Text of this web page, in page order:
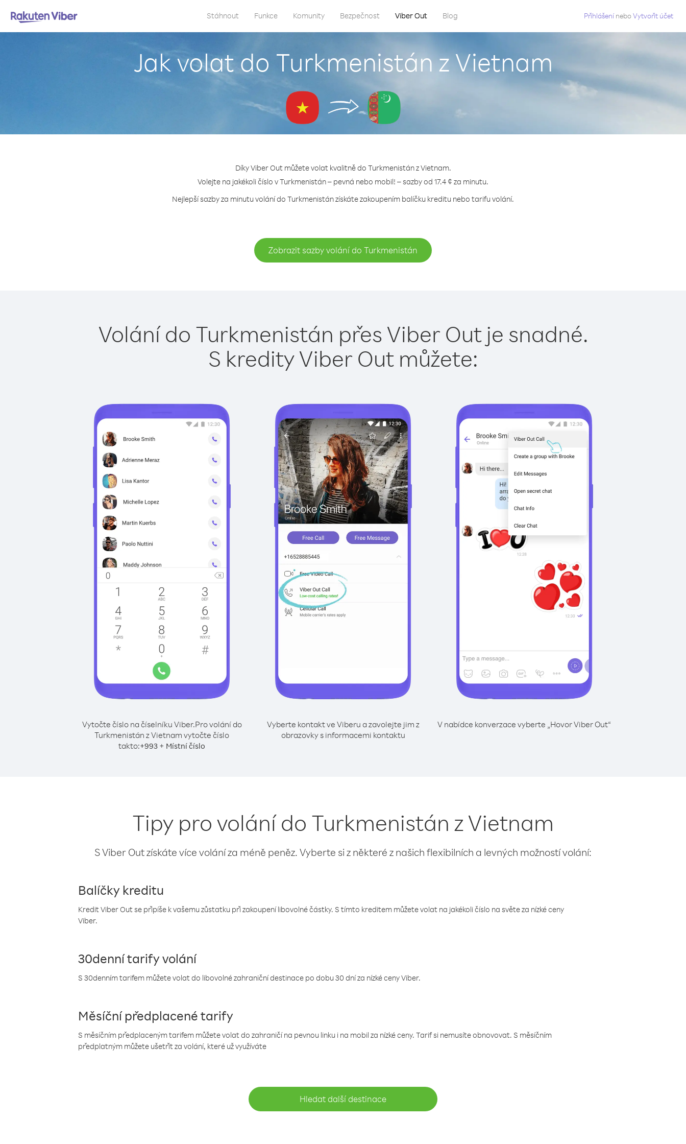
Stáhnout Funkce Komunity Bezpečnost Viber Out Blog Přihlášení neboVytvořit účet
Jak volat do Turkmenistán z Vietnam
Díky Viber Out můžete volat kvalitně do Turkmenistán z Vietnam.
Volejte na jakékoli číslo v Turkmenistán – pevná nebo mobil! – sazby od 17.4 ¢ za minutu.
Nejlepší sazby za minutu volání do Turkmenistán získáte zakoupením balíčku kreditu nebo tarifu volání.
Zobrazit sazby volání do Turkmenistán
Volání do Turkmenistán přes Viber Out je snadné.
S kredity Viber Out můžete:
Vytočte číslo na číselníku Viber.Pro volání do
Turkmenistán z Vietnam vytočte číslo
takto:+993 + Místní číslo
Vyberte kontakt ve Viberu a zavolejte jim z
obrazovky s informacemi kontaktu
V nabídce konverzace vyberte „Hovor Viber Out“
Tipy pro volání do Turkmenistán z Vietnam
S Viber Out získáte více volání za méně peněz. Vyberte si z některé z našich flexibilních a levných možností volání:
Balíčky kreditu
Kredit Viber Out se připíše k vašemu zůstatku při zakoupení libovolné částky. S tímto kreditem můžete volat na jakékoli číslo na světe za nízké ceny
Viber.
30denní tarify volání
S 30denním tarifem můžete volat do libovolné zahraniční destinace po dobu 30 dní za nízké ceny Viber.
Měsíční předplacené tarify
S měsíčním předplaceným tarifem můžete volat do zahraničí na pevnou linku i na mobil za nízké ceny. Tarif si nemusíte obnovovat. S měsíčním
předplatným můžete ušetřit za volání, které už využíváte
Hledat další destinace